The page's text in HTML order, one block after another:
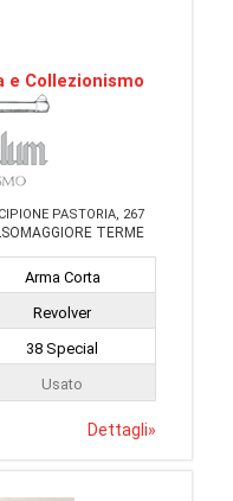
e Collezionismo
PASTORIA, 267
TERME
Arma Corta
Revolver
38 Special
Usato
Dettagli»